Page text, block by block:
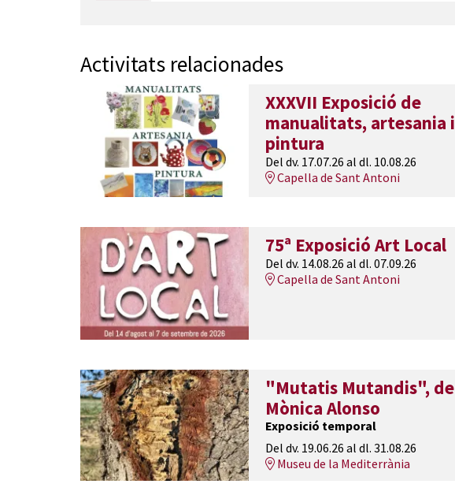
Activitats relacionades
XXXVII Exposició de
manualitats, artesania i
pintura
Del dv. 17.07.26 al dl. 10.08.26
Capella de Sant Antoni
75ª Exposició Art Local
Del dv. 14.08.26 al dl. 07.09.26
Capella de Sant Antoni
"Mutatis Mutandis", de
Mònica Alonso
Exposició temporal
Del dv. 19.06.26 al dl. 31.08.26
Museu de la Mediterrània